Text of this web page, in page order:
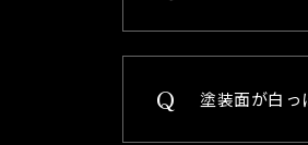
塗装面が白っ